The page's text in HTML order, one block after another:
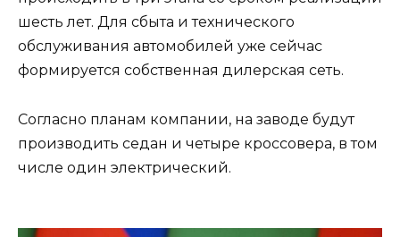
шесть лет. Для сбыта и технического
обслуживания автомобилей уже сейчас
формируется собственная дилерская сеть.
Согласно планам компании, на заводе будут
производить седан и четыре кроссовера, в том
числе один электрический.